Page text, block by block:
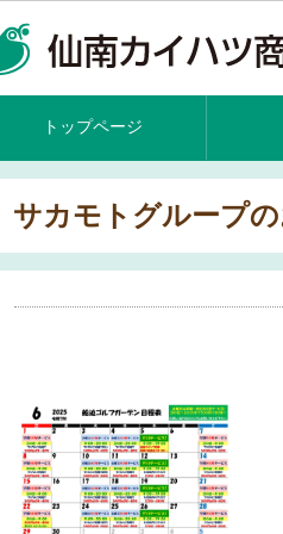
トップページ
サカモトグループ